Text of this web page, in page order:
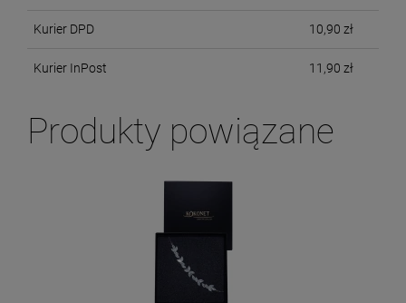
Kurier DPD 10,90 zł
Kurier InPost 11,90 zł
Produkty powiązane